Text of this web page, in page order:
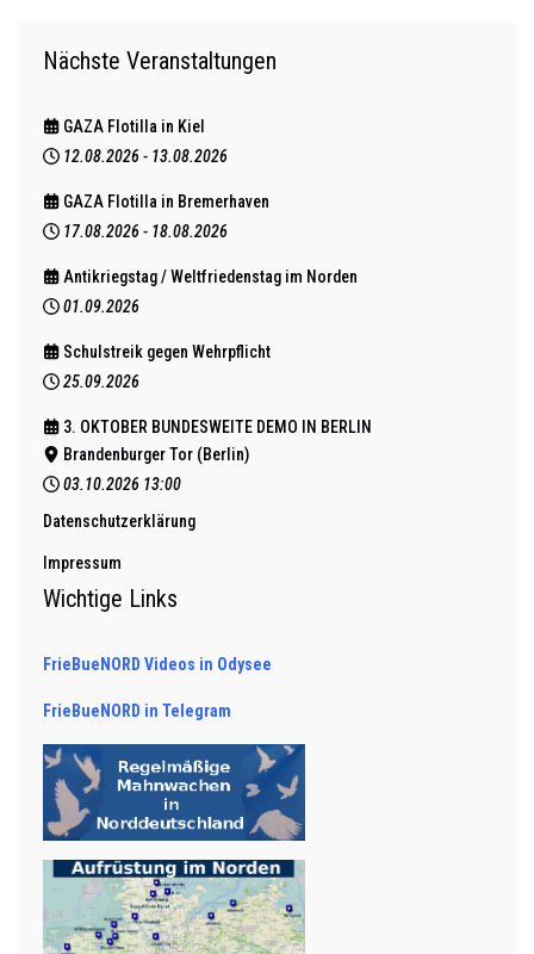
Nächste Veranstaltungen
GAZA Flotilla in Kiel
12.08.2026 - 13.08.2026
GAZA Flotilla in Bremerhaven
17.08.2026 - 18.08.2026
Antikriegstag / Weltfriedenstag im Norden
01.09.2026
Schulstreik gegen Wehrpflicht
25.09.2026
3. OKTOBER BUNDESWEITE DEMO IN BERLIN
Brandenburger Tor (Berlin)
03.10.2026 13:00
Datenschutzerklärung
Impressum
Wichtige Links
FrieBueNORD Videos in Odysee
FrieBueNORD in Telegram